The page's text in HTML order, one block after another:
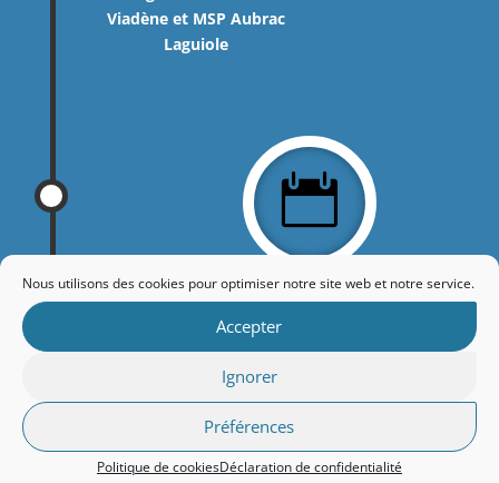
Nous utilisons des cookies pour optimiser notre site web et notre service.
Accepter
Ignorer
Préférences
Politique de cookiesDéclaration de confidentialité
Viadène et MSP Aubrac
Laguiole

2018 - 2019
Écriture du projet de santé
CPTS Nord Aveyron